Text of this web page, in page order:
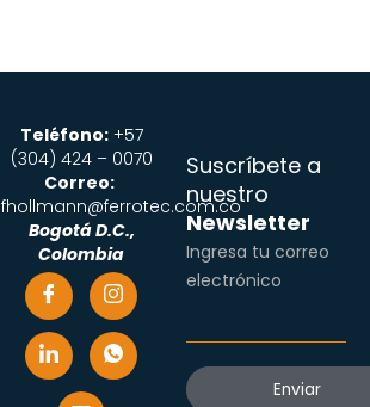
Teléfono:+57
(304) 424 – 0070
Correo:
fhollmann@ferrotec.com.co
Bogotá D.C.,
Colombia
Suscríbete a
nuestro
Newsletter
Ingresa tu correo
electrónico